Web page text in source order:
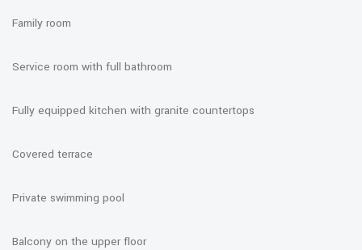
Family room
Service room with full bathroom
Fully equipped kitchen with granite countertops
Covered terrace
Private swimming pool
Balcony on the upper floor